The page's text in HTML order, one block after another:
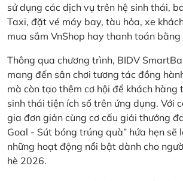
sử dụng các dịch vụ trên hệ sinh thái,
Taxi, đặt vé máy bay, tàu hỏa, xe
mua sắm VnShop hay thanh toán bằng
Thông qua chương trình, BIDV
mang đến sân chơi tương tác đồng
mà còn tạo thêm cơ hội để khách hàng
sinh thái tiện ích số trên ứng dụng. Với
gia đơn giản cùng cơ cấu giải thưởng
Goal - Sút bóng trúng quà” hứa hẹn sẽ
những hoạt động nổi bật dành cho
hè 2026.